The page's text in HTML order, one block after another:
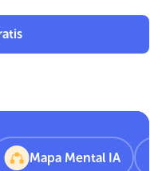
Mapa Mental IA